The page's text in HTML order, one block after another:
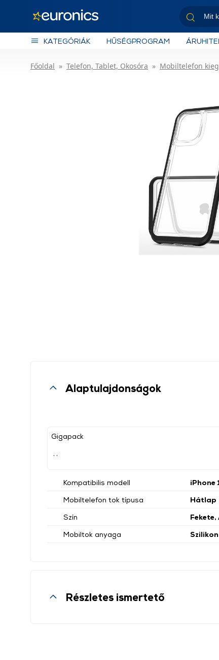
KATEGÓRIÁK HŰSÉGPROGRAM
Főoldal Telefon, Tablet, Okosóra Mobiltelefon
Alaptulajdonságok
Gigapack
Kompatibilis modell
iPhone
Mobiltelefon tok típusa
Hátlap
Szín
Mobiltok anyaga
Szilikon
Részletes ismertető